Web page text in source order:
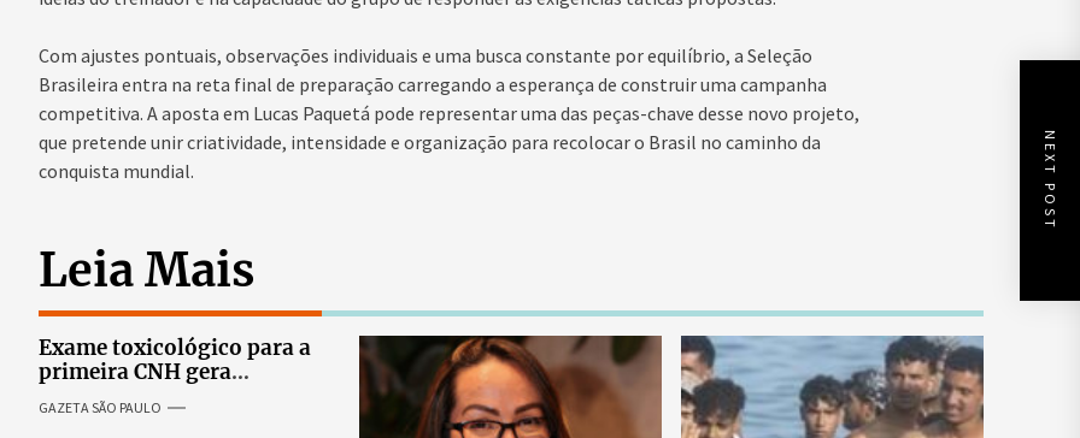
Com ajustes pontuais, observações individuais e uma busca constante por equilíbrio, a Seleção
Brasileira entra na reta final de preparação carregando a esperança de construir uma campanha
competitiva. A aposta em Lucas Paquetá pode representar uma das peças-chave desse novo projeto,
que pretende unir criatividade, intensidade e organização para recolocar o Brasil no caminho da
conquista mundial.
NEXT POST
Leia Mais
Exame toxicológico para a
primeira CNH gera
denúncias de cortes
excessivos de cabelo e
GAZETA SÃO PAULO